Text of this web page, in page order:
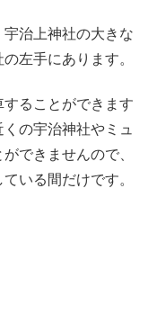
治上神社の大きな
左手にあります。
ることができます
の宇治神社やミュ
できませんので、
いる間だけです。